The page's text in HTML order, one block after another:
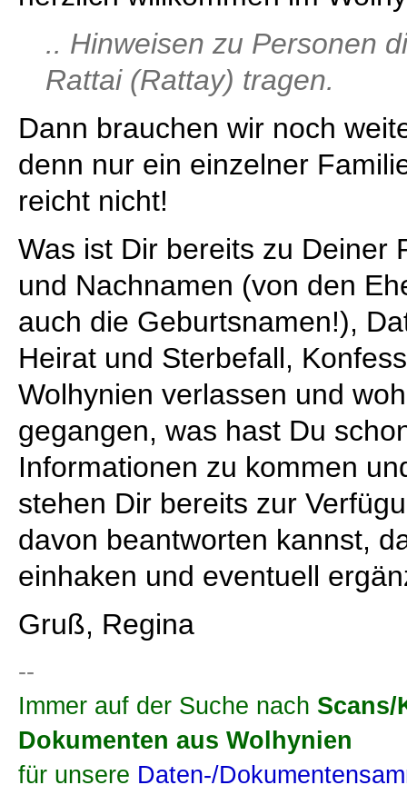
.. Hinweisen zu Personen
Rattai (Rattay) tragen.
Dann brauchen wir noch
denn nur ein einzelner
reicht nicht!
Was ist Dir bereits zu Deiner
und Nachnamen (von den
auch die Geburtsnamen!),
Heirat und Sterbefall,
Wolhynien verlassen und
gegangen, was hast Du
Informationen zu kommen
stehen Dir bereits zur
davon beantworten kannst,
einhaken und eventuell
Gruß, Regina
--
Immer auf der Suche nach Scans/
Dokumenten aus Wolhynien
für unsere Daten-/